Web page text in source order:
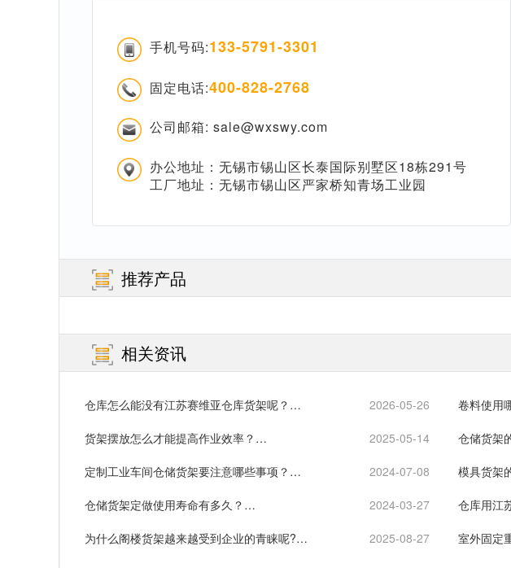
手机号码:133-5791-3301
固定电话:400-828-2768
公司邮箱: sale@wxswy.com
办公地址：无锡市锡山区长泰国际别墅区18栋291号
工厂地址：无锡市锡山区严家桥知青场工业园
推荐产品
相关资讯
仓库怎么能没有江苏赛维亚仓库货架呢？… 2026-05-26 卷料使用
货架摆放怎么才能提高作业效率？… 2025-05-14 仓储货架
定制工业车间仓储货架要注意哪些事项？… 2024-07-08 模具货架
仓储货架定做使用寿命有多久？… 2024-03-27 仓库用江
为什么阁楼货架越来越受到企业的青睐呢?… 2025-08-27 室外固定